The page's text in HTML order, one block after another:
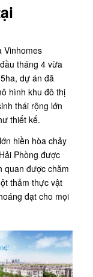
Vinhomes
tháng 4 vừa
dự án đã
hình khu đô thị
thái rộng lớn
thiết kế.
hiền hòa chảy
Phòng được
quan được chăm
thảm thực vật
đạt cho mọi